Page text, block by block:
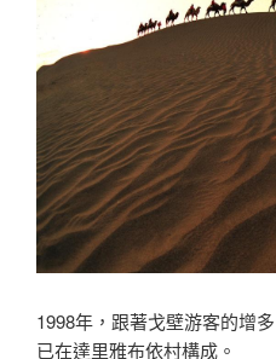
1998年，跟著戈壁游客的增
已在達里雅布依村構成。